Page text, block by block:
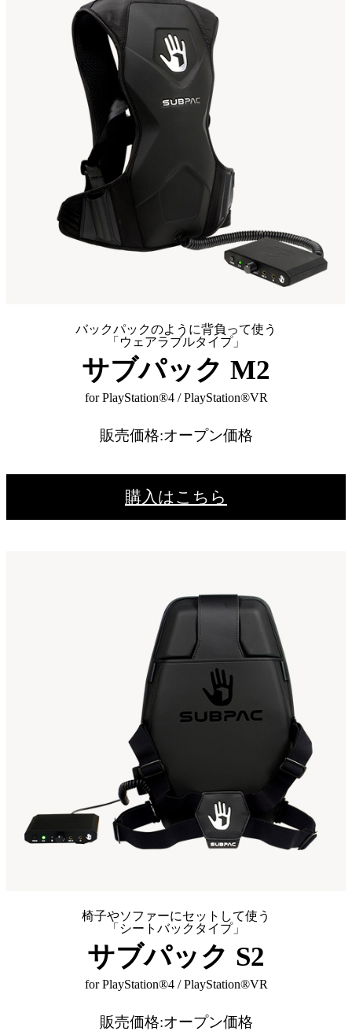
バックパックのように背負って使う
「ウェアラブルタイプ」
サブパック M2
for PlayStation®4 / PlayStation®VR
販売価格:オープン価格
購入はこちら
椅子やソファーにセットして使う
「シートバックタイプ」
サブパック S2
for PlayStation®4 / PlayStation®VR
販売価格:オープン価格